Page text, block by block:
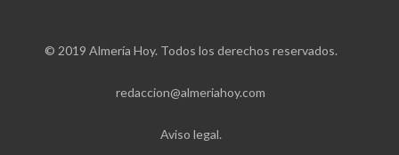
© 2019 Almería Hoy. Todos los derechos reservados.
redaccion@almeriahoy.com
Aviso legal.